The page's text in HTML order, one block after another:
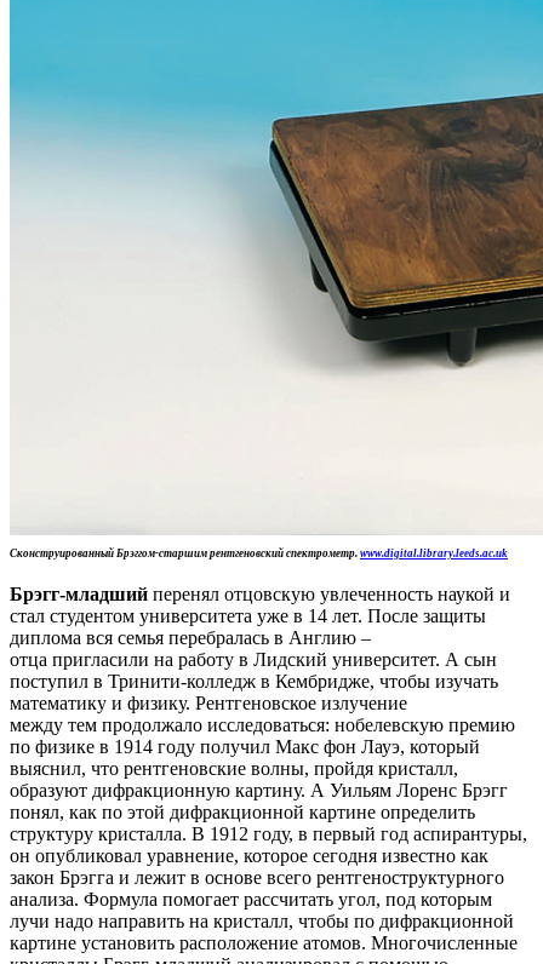
Сконструированный Брэггом-старшим рентгеновский спектрометр. www.digital.library.leeds.ac.uk
Брэгг-младший перенял отцовскую увлеченность наукой и
стал студентом университета уже в 14 лет. После защиты
диплома вся семья перебралась в Англию –
отца пригласили на работу в Лидский университет. А сын
поступил в Тринити-колледж в Кембридже, чтобы изучать
математику и физику. Рентгеновское излучение
между тем продолжало исследоваться: нобелевскую премию
по физике в 1914 году получил Макс фон Лауэ, который
выяснил, что рентгеновские волны, пройдя кристалл,
образуют дифракционную картину. А Уильям Лоренс Брэгг
понял, как по этой дифракционной картине определить
структуру кристалла. В 1912 году, в первый год аспирантуры,
он опубликовал уравнение, которое сегодня известно как
закон Брэгга и лежит в основе всего рентгеноструктурного
анализа. Формула помогает рассчитать угол, под которым
лучи надо направить на кристалл, чтобы по дифракционной
картине установить расположение атомов. Многочисленные